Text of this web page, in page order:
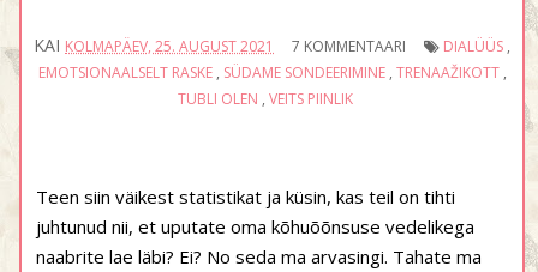
KAI KOLMAPÄEV, 25. AUGUST 2021 7 KOMMENTAARI DIALÜÜS ,
EMOTSIONAALSELT RASKE, SÜDAME SONDEERIMINE, TRENAAŽIKOTT,
TUBLI OLEN , VEITS PIINLIK
Teen siin väikest statistikat ja küsin, kas teil on tihti
juhtunud nii, et uputate oma kõhuõõnsuse vedelikega
naabrite lae läbi? Ei? No seda ma arvasingi. Tahate ma